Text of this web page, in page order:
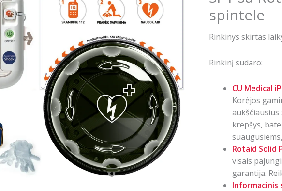
spintele
Rinkinys skirtas
Rinkinį sudaro:
CU Medical
Korėjos
krepšys,
Rotaid Solid
visais
garantija.
Informacinis